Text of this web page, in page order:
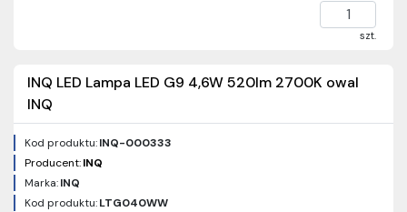
szt.
INQ LED Lampa LED G9 4,6W 520lm 2700K owal
INQ
Kod produktu:INQ-000333
Producent:INQ
Marka:INQ
Kod produktu:LTG040WW